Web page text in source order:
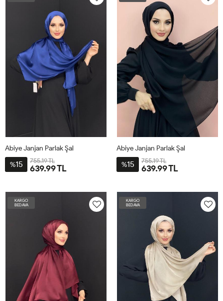
Abiye Janjan Parlak Şal
%15 755.19 TL
639.99 TL
Abiye Janjan Parlak Şal
%15 755.19 TL
639.99 TL
KARGO
BEDAVA
KARGO
BEDAVA